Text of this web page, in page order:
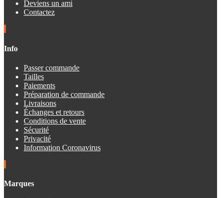
Deviens un ami
Contactez
Info
Passer commande
Tailles
Paiements
Préparation de commande
Livraisons
Échanges et retours
Conditions de vente
Sécurité
Privacité
Information Coronavirus
Marques